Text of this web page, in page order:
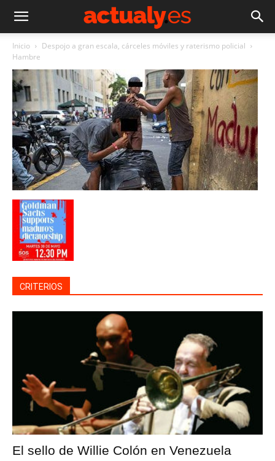
Inicio
Despojo a gran escala, cárceles móviles y raterismo policial
Hambre
CRITERIOS
El sello de Willie Colón en Venezuela